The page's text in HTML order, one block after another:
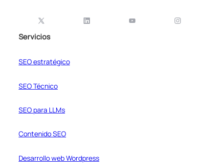
Servicios
SEO estratégico
SEO Técnico
SEO para LLMs
Contenido SEO
Desarrollo web Wordpress